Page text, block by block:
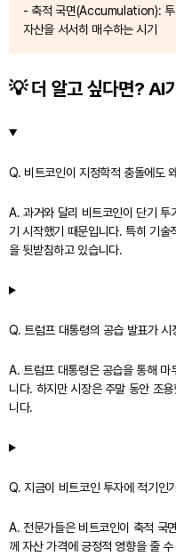
- 축적 국면(Accumulation): 투
자산을 서서히 매수하는 시기
💡 더 알고 싶다면? AI
Q. 비트코인이 지정학적 충돌에도
A. 과거와 달리 비트코인이 단기 투
기 시작했기 때문입니다. 특히 기
을 뒷받침하고 있습니다.
Q. 트럼프 대통령의 공습 발표가
A. 트럼프 대통령은 공습을 통해 마
니다. 하지만 시장은 주말 동안 조
니다.
Q. 지금이 비트코인 투자에 적기인
A. 전문가들은 비트코인이 축적 국
께 자산 가격에 긍정적 영향을 줄